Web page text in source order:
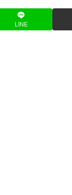
LINE